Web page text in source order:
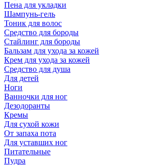
Пена для укладки
Шампунь-гель
Тоник для волос
Средство для бороды
Стайлинг для бороды
Бальзам для ухода за кожей
Крем для ухода за кожей
Средство для душа
Для детей
Ноги
Ванночки для ног
Дезодоранты
Кремы
Для сухой кожи
От запаха пота
Для уставших ног
Питательные
Пудра